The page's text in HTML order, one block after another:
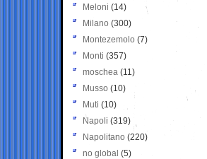
Meloni (14)
Milano (300)
Montezemolo (7)
Monti (357)
moschea (11)
Musso (10)
Muti (10)
Napoli (319)
Napolitano (220)
no global (5)